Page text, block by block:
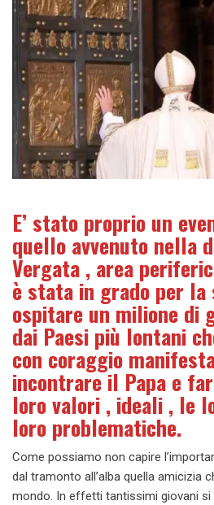
E’ stato proprio un
quello avvenuto nella
Vergata , area
è stata in grado per la
ospitare un milione di
dai Paesi più lontani
con coraggio
incontrare il Papa e
loro valori , ideali , le
loro problematiche.
Come possiamo non capire
dal tramonto all’alba quella amicizia
mondo. In effetti tantissimi giovani